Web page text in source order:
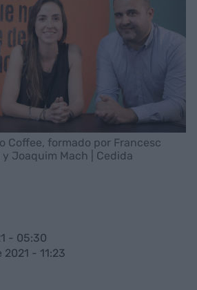
Coffee, formado por Francesc
Joaquim Mach | Cedida
- 05:30
- 11:23